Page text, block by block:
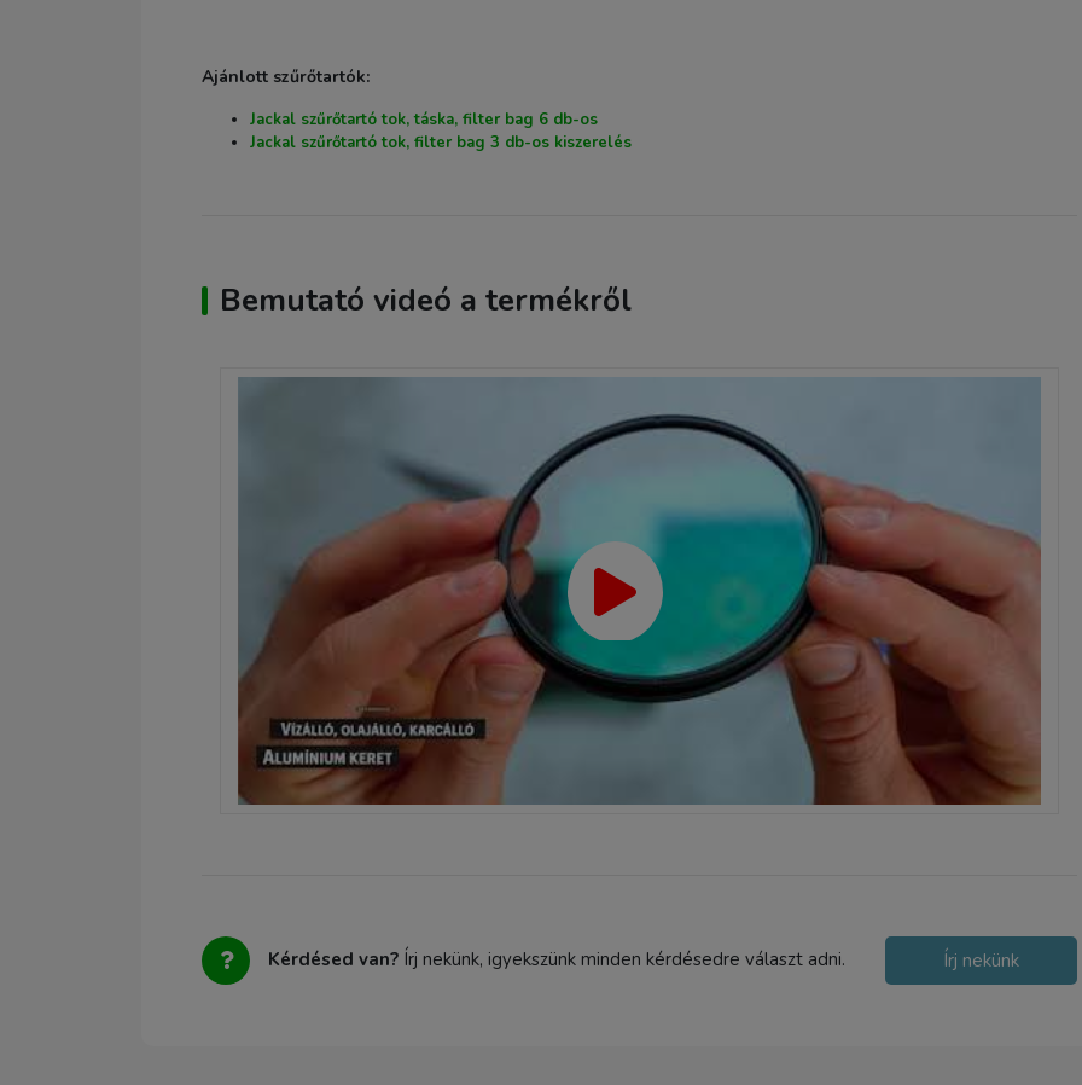
Ajánlott szűrőtartók:
Jackal szűrőtartó tok, táska, filter bag 6 db-os
Jackal szűrőtartó tok, filter bag 3 db-os kiszerelés
Bemutató videó a termékről
Kérdésed van? Írj nekünk, igyekszünk minden kérdésedre választ adni. Írj nekünk